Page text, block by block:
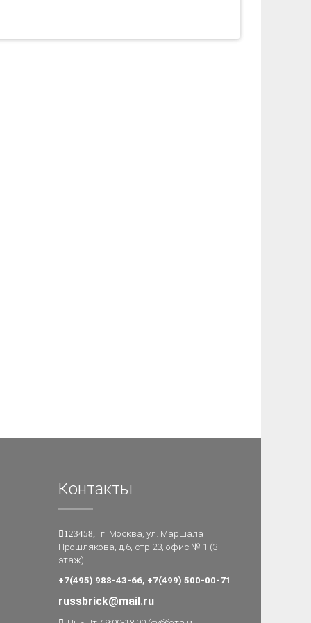
Контакты
123458, г. Москва, ул. Маршала
Прошлякова, д.6, стр.23, офис № 1 (3
этаж)
+7(495) 988-43-66, +7(499) 500-00-71
russbrick@mail.ru